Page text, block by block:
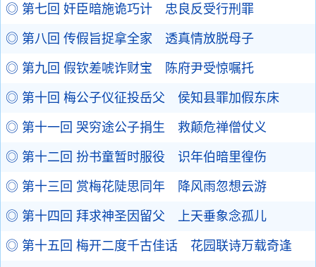
◎ 第七回 奸臣暗施诡巧计 忠良反受行刑罪
◎ 第八回 传假旨捉拿全家 透真情放脱母子
◎ 第九回 假钦差唬诈财宝 陈府尹受惊嘱托
◎ 第十回 梅公子仪征投岳父 侯知县罪加假东床
◎ 第十一回 哭穷途公子捐生 救颠危禅僧仗义
◎ 第十二回 扮书童暂时服役 识年伯暗里徨伤
◎ 第十三回 赏梅花陡思同年 降风雨忽想云游
◎ 第十四回 拜求神圣因留父 上天垂象念孤儿
◎ 第十五回 梅开二度千古佳话 花园联诗万载奇逢